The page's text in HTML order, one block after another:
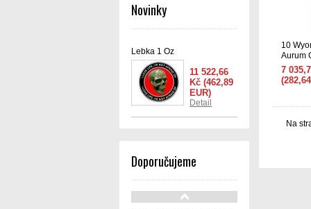
Novinky
Lebka 1 Oz
11 522,66
Kč (462,89
EUR)
Detail
Doporučujeme
10
Aurum
7
Na